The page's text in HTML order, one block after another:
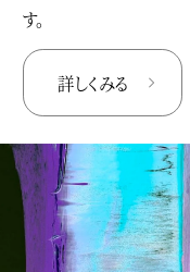
す。
詳しくみる